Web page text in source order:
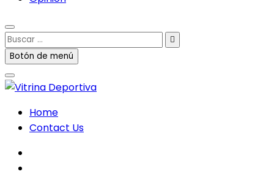
Buscar
…Botón de menú
Home
Contact Us